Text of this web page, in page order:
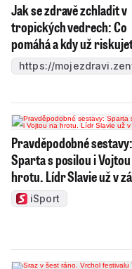
Jak se zdravě zchladit v
tropických vedrech: Co
pomáhá a kdy už
https://
Pravděpodobné sestavy:
Sparta s posilou i
hrotu. Lídr Slavie už v
iSport